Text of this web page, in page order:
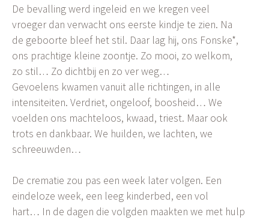
De bevalling werd ingeleid en we kregen veel
vroeger dan verwacht ons eerste kindje te zien. Na
de geboorte bleef het stil. Daar lag hij, ons Fonske*,
ons prachtige kleine zoontje. Zo mooi, zo welkom,
zo stil… Zo dichtbij en zo ver weg…
Gevoelens kwamen vanuit alle richtingen, in alle
intensiteiten. Verdriet, ongeloof, boosheid… We
voelden ons machteloos, kwaad, triest. Maar ook
trots en dankbaar. We huilden, we lachten, we
schreeuwden…
De crematie zou pas een week later volgen. Een
eindeloze week, een leeg kinderbed, een vol
hart… In de dagen die volgden maakten we met hulp